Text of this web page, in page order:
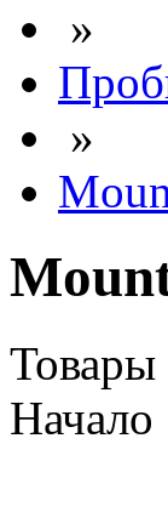
»
»
Товары
Начало